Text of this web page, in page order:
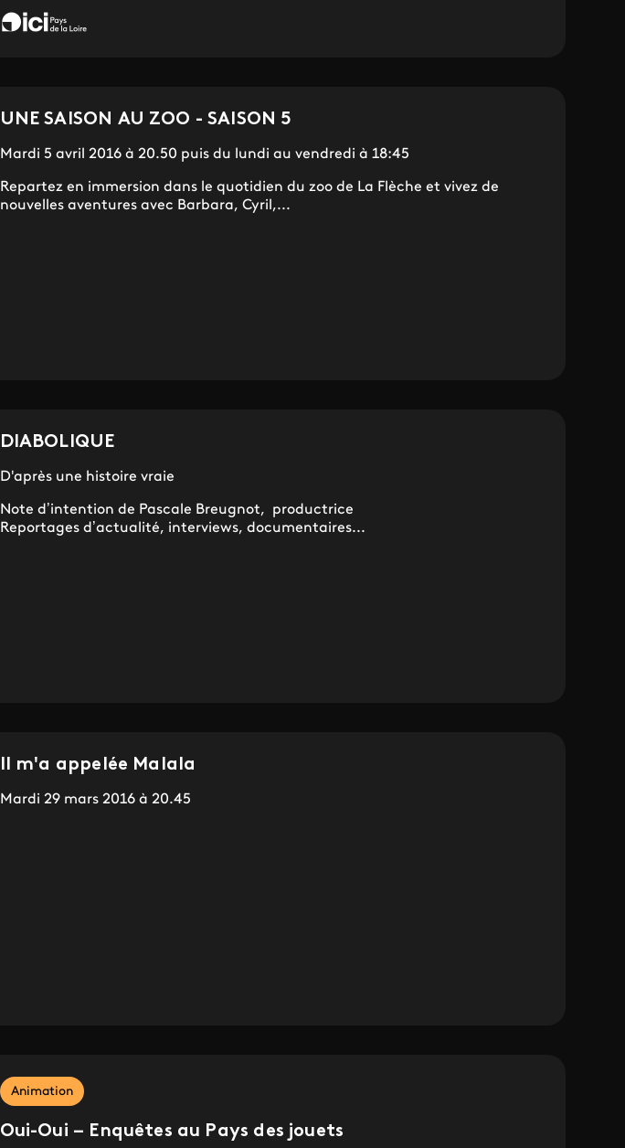
UNE SAISON AU ZOO - SAISON 5
Mardi 5 avril 2016 à 20.50 puis du lundi au vendredi à 18:45
Repartez en immersion dans le quotidien du zoo de La Flèche et vivez de
nouvelles aventures avec Barbara, Cyril,...
DIABOLIQUE
D'après une histoire vraie
Note d’intention de Pascale Breugnot, productrice
Reportages d’actualité, interviews, documentaires...
Il m'a appelée Malala
Mardi 29 mars 2016 à 20.45
Animation
Oui-Oui – Enquêtes au Pays des jouets